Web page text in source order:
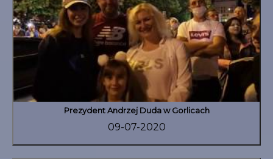
Prezydent Andrzej Duda w Gorlicach
09-07-2020